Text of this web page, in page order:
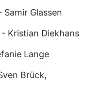
Glassen
Kristian Diekhans
Lange
Brück,